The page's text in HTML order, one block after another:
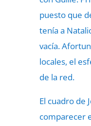
puesto que
tenía a
vacía.
locales, el
de la red.
El cuadro de
comparecer